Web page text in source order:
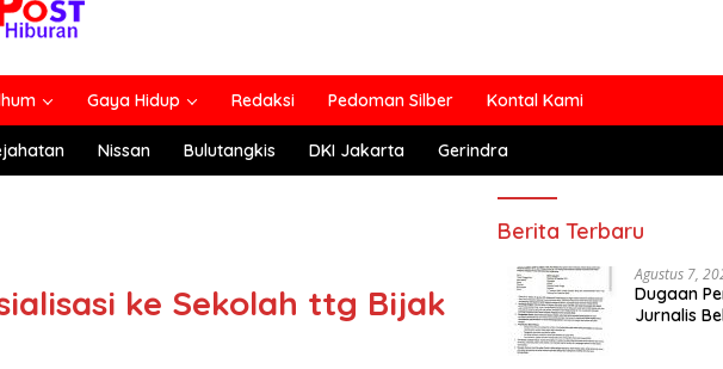
Gaya Hidup Redaksi Pedoman Silber Kontal Kami
Nissan Bulutangkis DKI Jakarta Gerindra
ke Sekolah ttg Bijak
Berita Terbaru
Agustus 7,
Dugaan
Jurnalis